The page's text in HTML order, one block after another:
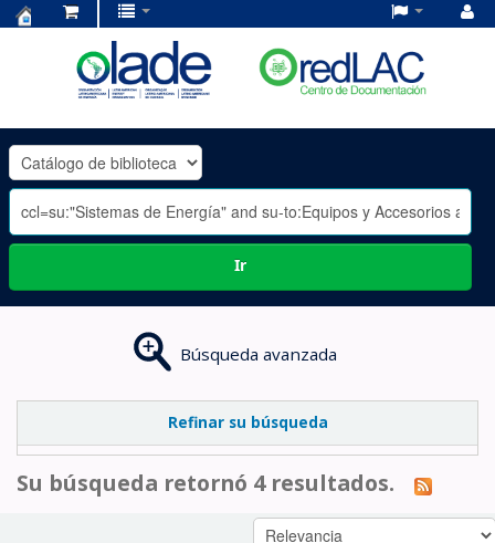
OLADE
-
Ir
Búsqueda avanzada
Refinar su búsqueda
Su búsqueda retornó 4 resultados.